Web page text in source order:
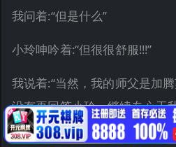
我问着:“但是什么”
小玲呻吟着:“但很很舒服!!!”
我说着:“当然，我的师父是加
没有再回答小玲，继续专心于
的刺激她胸部的时候，我的左